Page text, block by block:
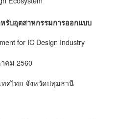
รับอุตสาหกรรมการออกแบบ
for IC Design Industry
คม 2560
ศไทย จังหวัดปทุมธานี